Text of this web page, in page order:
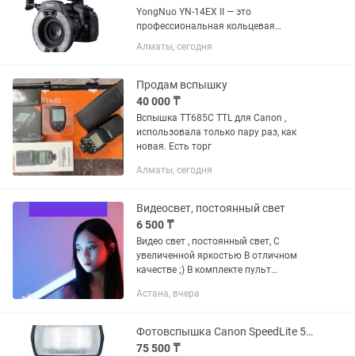
YongNuo YN-14EX II — это
профессиональная кольцевая
вспышка, разработанная для
макросъемки и портретной
равномерное освещение и высокую
детализацию снимков. Независимая...
Алматы, сегодня
Продам вспышку
40 000 ₸
Вспышка TT685C TTL для Canon ,
использовала только пару раз, как
новая. Есть торг
Алматы, сегодня
Видеосвет, постоянный свет
6 500 ₸
Видео свет , постоянный свет, С
увеличенной яркостью В отличном
качестве ;) В комплекте пульт
интернет- магазин ;)
Астана, вчера
Фотовспышка Canon SpeedLite 580EX II
75 500 ₸